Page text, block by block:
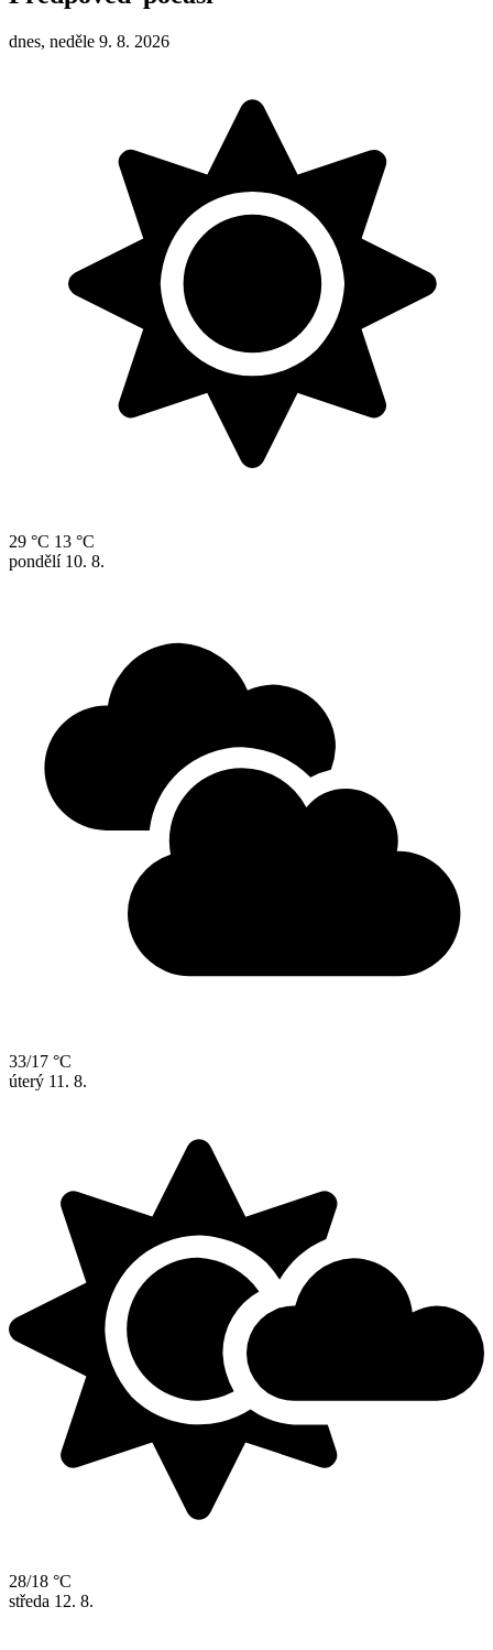
dnes, neděle 9. 8. 2026
29 °C 13 °C
pondělí 10. 8.
33/17 °C
úterý 11. 8.
28/18 °C
středa 12. 8.